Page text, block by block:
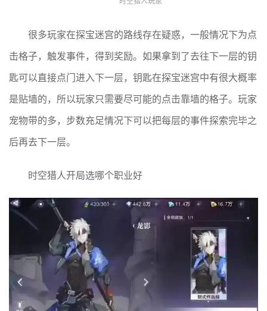
很多玩家在探宝迷宫的路线存在疑惑，一般情况下为点
击格子，触发事件，得到奖励。如果拿到了去往下一层的钥
匙可以直接点门进入下一层，钥匙在探宝迷宫中有很大概率
是贴墙的，所以玩家只需要尽可能的点击靠墙的格子。玩家
宠物带的多，步数充足情况下可以把每层的事件探索完毕之
后再去下一层。
时空猎人开局选哪个职业好